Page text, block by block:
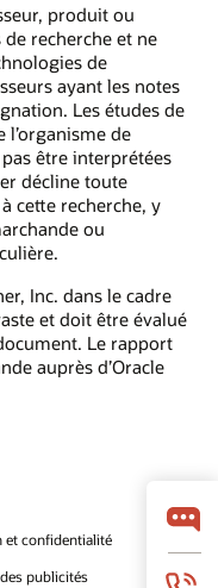
produit ou
recherche et ne
de
ayant les notes
Les études de
de
être interprétées
décline toute
cette recherche, y
ou
Inc. dans le cadre
et doit être évalué
Le rapport
auprès d’Oracle
confidentialité
publicités